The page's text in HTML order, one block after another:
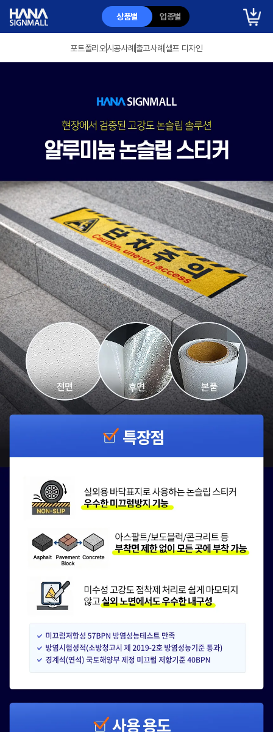
상품별 업종별
포트폴리오시공사례 출고사례 셀프 디자인